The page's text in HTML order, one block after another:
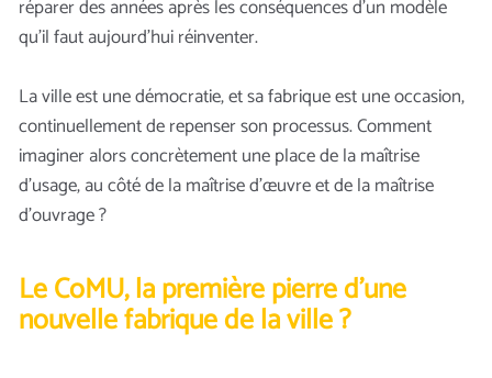
réparer des années après les conséquences d’un modèle
qu’il faut aujourd’hui réinventer.
La ville est une démocratie, et sa fabrique est une occasion,
continuellement de repenser son processus. Comment
imaginer alors concrètement une place de la maîtrise
d’usage, au côté de la maîtrise d’œuvre et de la maîtrise
d’ouvrage ?
Le CoMU, la première pierre d’une
nouvelle fabrique de la ville ?